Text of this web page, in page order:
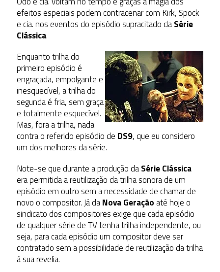
efeitos especiais podem contracenar com Kirk, Spock
e cia. nos eventos do episódio supracitado daSérie
Clássica.
Enquanto trilha do
primeiro episódio é
engraçada, empolgante e
inesquecível, a trilha do
segunda é fria, sem graça
e totalmente esquecível.
Mas, fora a trilha, nada
contra o referido episódio de DS9, que eu considero
um dos melhores da série.
Note-se que durante a produção daSérie Clássica
era permitida a reutilização da trilha sonora de um
episódio em outro sem a necessidade de chamar de
novo o compositor. Já daNova Geração até hoje o
sindicato dos compositores exige que cada episódio
de qualquer série de TV tenha trilha independente, ou
seja, para cada episódio um compositor deve ser
contratado sem a possibilidade de reutilização da trilha
à sua revelia.